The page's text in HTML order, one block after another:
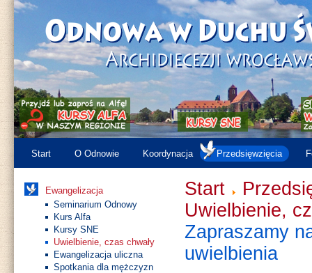
Start O Odnowie Koordynacja Przedsięwzięcia
Ewangelizacja
Seminarium Odnowy
Kurs Alfa
Kursy SNE
Uwielbienie, czas chwały
Ewangelizacja uliczna
Spotkania dla mężczyzn
Start
Uwielbienie,
Zapraszamy
uwielbienia